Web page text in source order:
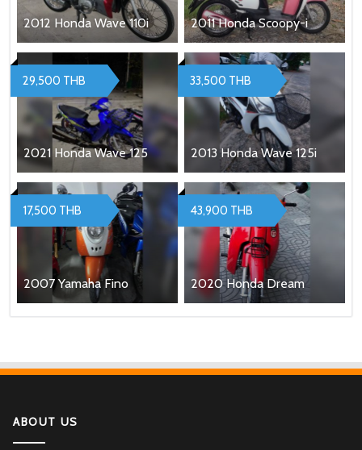
2012 Honda Wave 110i 2011 Honda Scoopy-i
2021 Honda Wave 125
29,500 THB
2013 Honda Wave 125i
33,500 THB
2007 Yamaha Fino
17,500 THB
2020 Honda Dream
43,900 THB
ABOUT US